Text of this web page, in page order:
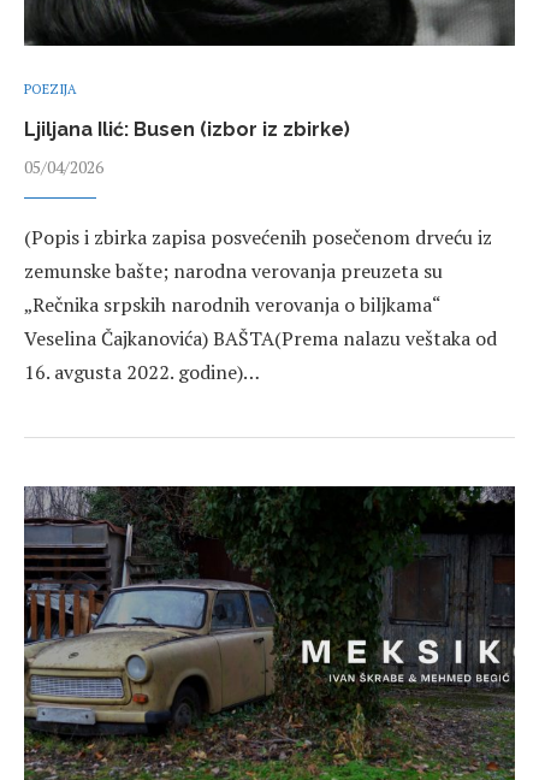
POEZIJA
Ljiljana Ilić: Busen (izbor iz zbirke)
05/04/2026
(Popis i zbirka zapisa posvećenih posečenom drveću iz
zemunske bašte; narodna verovanja preuzeta su
„Rečnika srpskih narodnih verovanja o biljkama“
Veselina Čajkanovića) BAŠTA(Prema nalazu veštaka od
16. avgusta 2022. godine)…